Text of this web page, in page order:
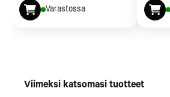
Varastossa
Viimeksi katsomasi tuotteet